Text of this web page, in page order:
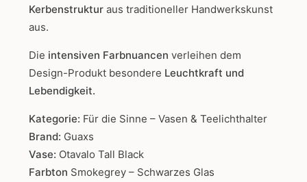
Kerbenstruktur aus traditioneller Handwerkskunst
aus.
Die intensiven Farbnuancen verleihen dem
Design-Produkt besondere Leuchtkraft und
Lebendigkeit.
Kategorie: Für die Sinne – Vasen & Teelichthalter
Brand: Guaxs
Vase: Otavalo Tall Black
Farbton Smokegrey – Schwarzes Glas